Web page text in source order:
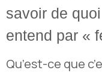
savoir de
entend par «
Qu’est-ce que